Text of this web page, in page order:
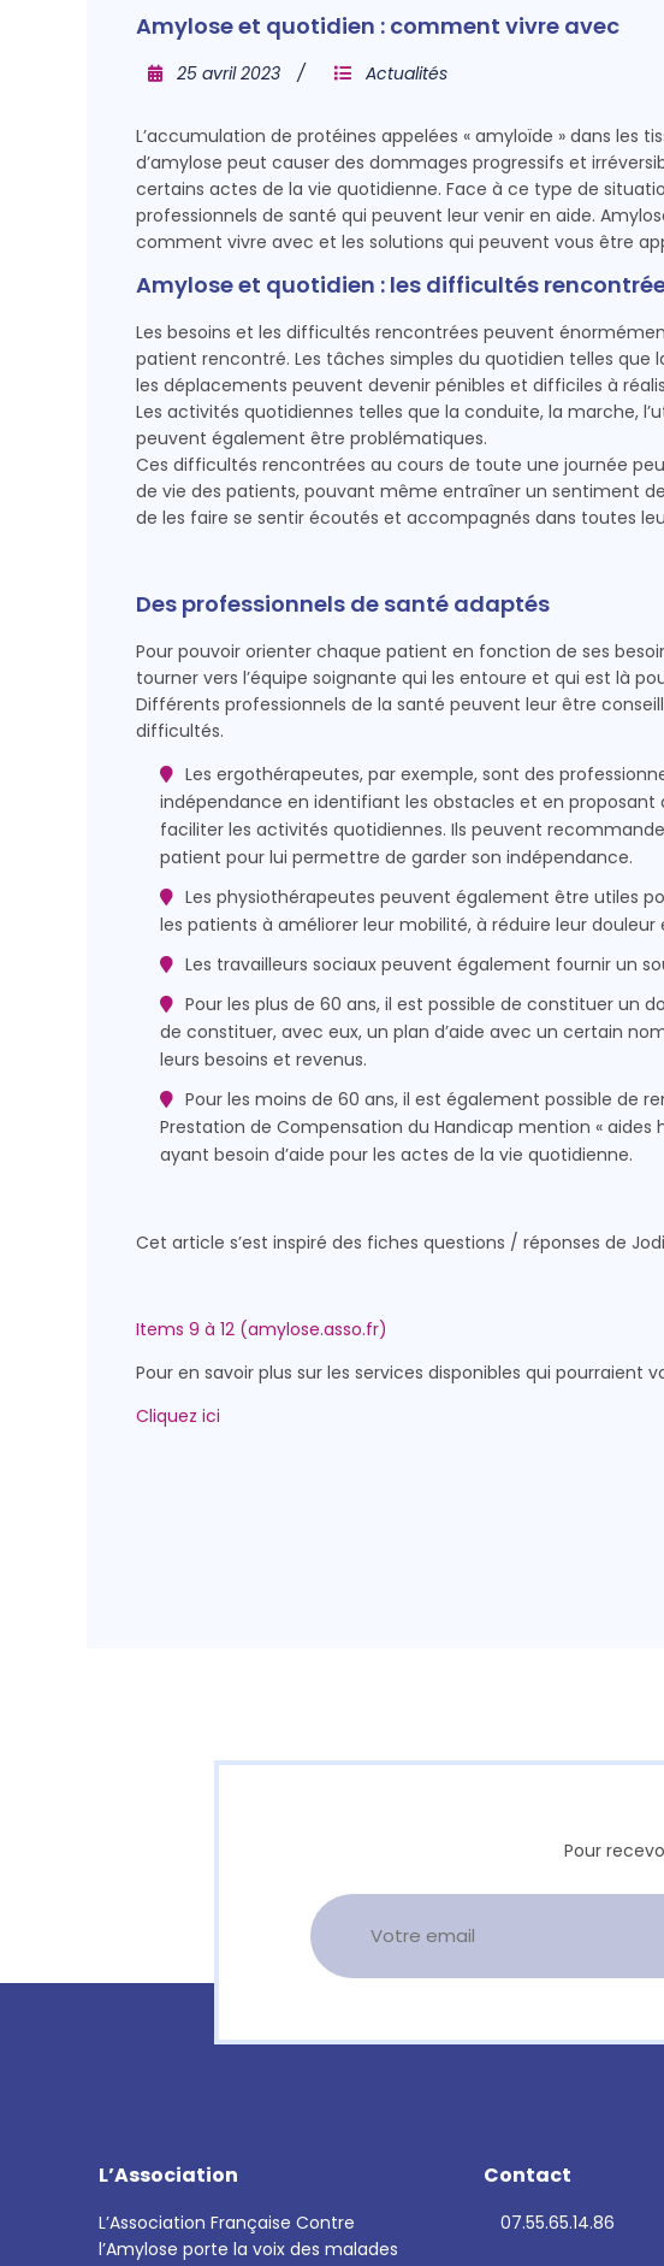
Amylose et quotidien : comment vivre avec
25 avril 2023 Actualités
L’accumulation de protéines appelées « amyloïde » dans les
d’amylose peut causer des dommages progressifs et
certains actes de la vie quotidienne. Face à ce type de
professionnels de santé qui peuvent leur venir en aide.
comment vivre avec et les solutions qui peuvent vous être
Amylose et quotidien : les difficultés
Les besoins et les difficultés rencontrées peuvent
patient rencontré. Les tâches simples du quotidien telles que
les déplacements peuvent devenir pénibles et difficiles à
Les activités quotidiennes telles que la conduite, la marche,
peuvent également être problématiques.
Ces difficultés rencontrées au cours de toute une journée
de vie des patients, pouvant même entraîner un sentiment
de les faire se sentir écoutés et accompagnés dans toutes
Des professionnels de santé adaptés
Pour pouvoir orienter chaque patient en fonction de ses
tourner vers l’équipe soignante qui les entoure et qui est là
Différents professionnels de la santé peuvent leur être
difficultés.
Les ergothérapeutes, par exemple, sont des
indépendance en identifiant les obstacles et en
faciliter les activités quotidiennes. Ils peuvent
patient pour lui permettre de garder son indépendance.
Les physiothérapeutes peuvent également être utiles
les patients à améliorer leur mobilité, à réduire leur
Les travailleurs sociaux peuvent également fournir un
Pour les plus de 60 ans, il est possible de constituer un
de constituer, avec eux, un plan d’aide avec un certain
leurs besoins et revenus.
Pour les moins de 60 ans, il est également possible de
Prestation de Compensation du Handicap mention « aides
ayant besoin d’aide pour les actes de la vie quotidienne.
Cet article s’est inspiré des fiches questions / réponses de
Items 9 à 12 (amylose.asso.fr)
Pour en savoir plus sur les services disponibles qui pourraient
Cliquez ici
Pour
L’Association
L’Association Française Contre
l’Amylose porte la voix des malades
Contact
07.55.65.14.86